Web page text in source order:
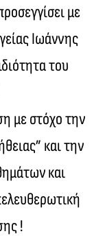
με
Ιωάννης
του
με στόχο την
και την
και
!